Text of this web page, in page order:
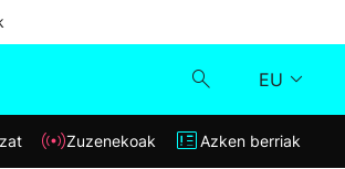
EU
Klisk
Zuzenekoak Azken berriak